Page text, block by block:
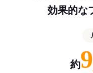
効果的な
約